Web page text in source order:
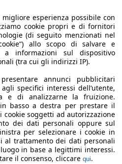
esperienza possibile con
cookie propri e di fornitori
(di seguito menzionati nel
allo scopo di salvare e
informazioni sul dispositivo
(tra cui gli indirizzi IP).
annunci pubblicitari
specifici interessi dell’utente,
e di analizzarne la fruizione.
basso a destra per prestare il
cookie soggetti ad autorizzazione
dei dati personali oppure sul
per selezionare i cookie in
al trattamento dei dati personali
in base a legittimi interessi.
il consenso, cliccare qui.